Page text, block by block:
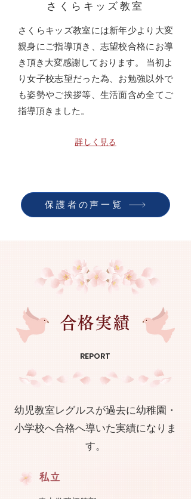
さくらキッズ教室
さくらキッズ教室には新年少より大変
親身にご指導頂き、志望校合格にお導
き頂き大変感謝しております。 当初よ
り女子校志望だった為、お勉強以外で
も姿勢やご挨拶等、生活面含め全てご
指導頂きました。
詳しく見る
保護者の声一覧
合格実績
REPORT
幼児教室レグルスが過去に幼稚園・
小学校へ合格へ導いた実績になりま
す。
私立